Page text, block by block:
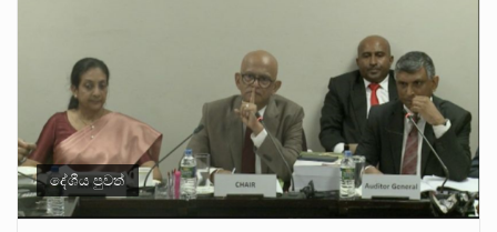
වත්මන් ආණ්ඩුවේ ප්‍රධාන පාර්ශවකරුවා වන ජනතා විමුක්ති පෙරමුණේ කාලයක පටන් තිබුණු ප්‍රධාන සටන් පාඨයක් වූවේ…
සංවිධානාත්මක අපරාධකරුවකු වන ලොකු පැටිගේ ප්‍රධාන වෙඩික්කරු බවට සැක කරන ගිං ගඟේ ගිල්වා මරා දමා…
උපරිමාධිකරණ විනිශ්චයකාරවරුන්ගේ හා ඉන් පහළ විනිශ්චයකාරවරුන්ගේ විශ්‍රාම වයස දීර්ඝ කිරීම සඳහා සකස් කර ඇති විසිදෙවන…
දේශීය පුවත්